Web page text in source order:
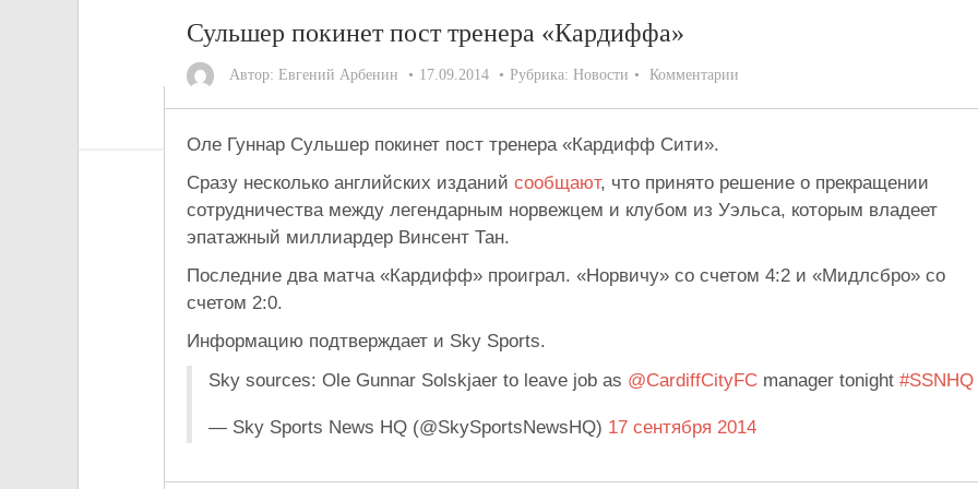
Сульшер покинет пост тренера «Кардиффа»
Автор: Евгений Арбенин 17.09.2014 Рубрика: Новости Комментарии
Оле Гуннар Сульшер покинет пост тренера «Кардифф Сити».
Сразу несколько английских изданий сообщают, что принято решение о прекращении
сотрудничества между легендарным норвежцем и клубом из Уэльса, которым владеет
эпатажный миллиардер Винсент Тан.
Последние два матча «Кардифф» проиграл. «Норвичу» со счетом 4:2 и «Мидлсбро» со
счетом 2:0.
Информацию подтверждает и Sky Sports.
Sky sources: Ole Gunnar Solskjaer to leave job as @CardiffCityFC manager tonight #SSNHQ
— Sky Sports News HQ (@SkySportsNewsHQ) 17 сентября 2014